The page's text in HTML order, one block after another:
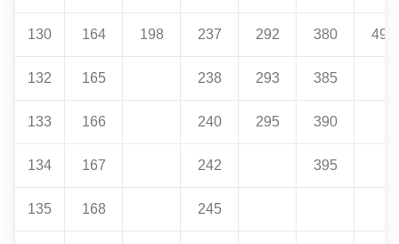
130 164 198 237 292 380 495
132 165 238 293 385
133 166 240 295 390
134 167 242 395
135 168 245